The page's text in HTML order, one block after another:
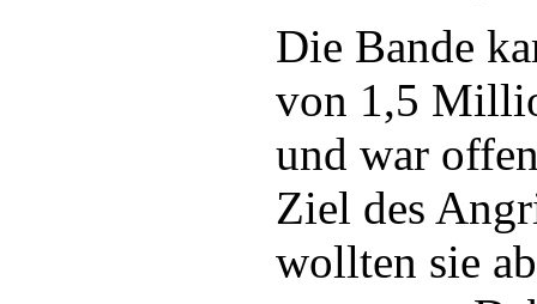
Die Bande
von 1,5
und war
Ziel des
wollten sie